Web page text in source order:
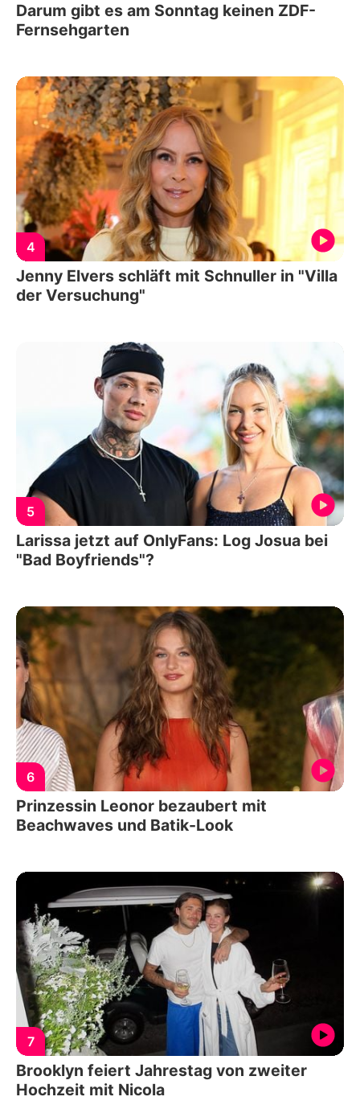
Darum gibt es am Sonntag keinen ZDF-
Fernsehgarten
4
Jenny Elvers schläft mit Schnuller in "Villa
der Versuchung"
5
Larissa jetzt auf OnlyFans: Log Josua bei
"Bad Boyfriends"?
6
Prinzessin Leonor bezaubert mit
Beachwaves und Batik-Look
7
Brooklyn feiert Jahrestag von zweiter
Hochzeit mit Nicola